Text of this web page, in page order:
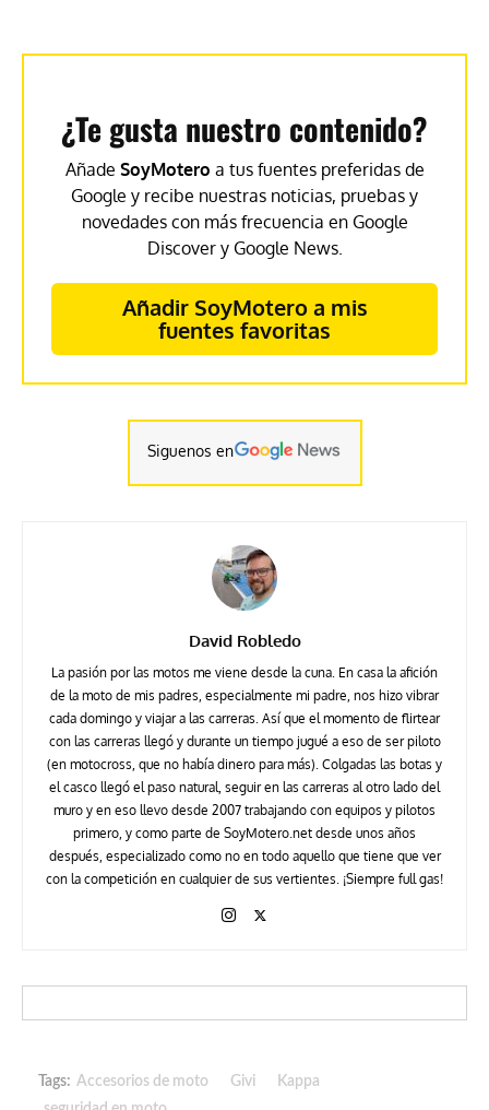
¿Te gusta nuestro contenido?
Añade SoyMotero a tus fuentes preferidas de
Google y recibe nuestras noticias, pruebas y
novedades con más frecuencia en Google
Discover y Google News.
Añadir SoyMotero a mis
fuentes favoritas
Siguenos en
David Robledo
La pasión por las motos me viene desde la cuna. En casa la afición
de la moto de mis padres, especialmente mi padre, nos hizo vibrar
cada domingo y viajar a las carreras. Así que el momento de flirtear
con las carreras llegó y durante un tiempo jugué a eso de ser piloto
(en motocross, que no había dinero para más). Colgadas las botas y
el casco llegó el paso natural, seguir en las carreras al otro lado del
muro y en eso llevo desde 2007 trabajando con equipos y pilotos
primero, y como parte de SoyMotero.net desde unos años
después, especializado como no en todo aquello que tiene que ver
con la competición en cualquier de sus vertientes. ¡Siempre full gas!
Tags: Accesorios de moto Givi
Kappa